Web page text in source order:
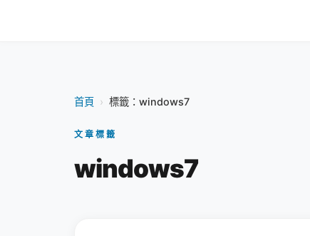
首頁 › 標籤：windows7
文章標籤
windows7